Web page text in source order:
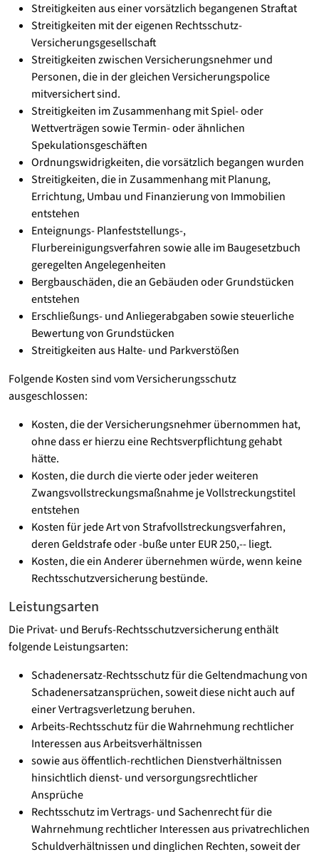
Streitigkeiten aus einer vorsätzlich begangenen Straftat
Streitigkeiten mit der eigenen Rechtsschutz-
Versicherungsgesellschaft
Streitigkeiten zwischen Versicherungsnehmer und
Personen, die in der gleichen Versicherungspolice
mitversichert sind.
Streitigkeiten im Zusammenhang mit Spiel- oder
Wettverträgen sowie Termin- oder ähnlichen
Spekulationsgeschäften
Ordnungswidrigkeiten, die vorsätzlich begangen wurden
Streitigkeiten, die in Zusammenhang mit Planung,
Errichtung, Umbau und Finanzierung von Immobilien
entstehen
Enteignungs- Planfeststellungs-,
Flurbereinigungsverfahren sowie alle im Baugesetzbuch
geregelten Angelegenheiten
Bergbauschäden, die an Gebäuden oder Grundstücken
entstehen
Erschließungs- und Anliegerabgaben sowie steuerliche
Bewertung von Grundstücken
Streitigkeiten aus Halte- und Parkverstößen
Folgende Kosten sind vom Versicherungsschutz
ausgeschlossen:
Kosten, die der Versicherungsnehmer übernommen hat,
ohne dass er hierzu eine Rechtsverpflichtung gehabt
hätte.
Kosten, die durch die vierte oder jeder weiteren
Zwangsvollstreckungsmaßnahme je Vollstreckungstitel
entstehen
Kosten für jede Art von Strafvollstreckungsverfahren,
deren Geldstrafe oder -buße unter EUR 250,-- liegt.
Kosten, die ein Anderer übernehmen würde, wenn keine
Rechtsschutzversicherung bestünde.
Leistungsarten
Die Privat- und Berufs-Rechtsschutzversicherung enthält
folgende Leistungsarten:
Schadenersatz-Rechtsschutz für die Geltendmachung von
Schadenersatzansprüchen, soweit diese nicht auch auf
einer Vertragsverletzung beruhen.
Arbeits-Rechtsschutz für die Wahrnehmung rechtlicher
Interessen aus Arbeitsverhältnissen
sowie aus öffentlich-rechtlichen Dienstverhältnissen
hinsichtlich dienst- und versorgungsrechtlicher
Ansprüche
Rechtsschutz im Vertrags- und Sachenrecht für die
Wahrnehmung rechtlicher Interessen aus privatrechlichen
Schuldverhältnissen und dinglichen Rechten, soweit der